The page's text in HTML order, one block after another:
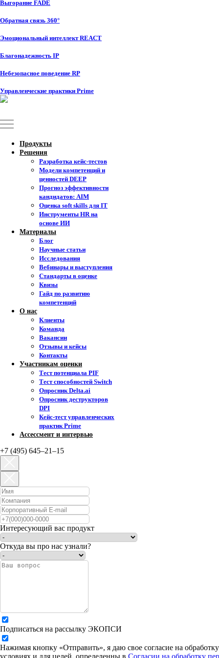
Выгорание FADE
Обратная связь 360°
Эмоциональный интеллект REACT
Благонадежность IP
Небезопасное поведение RP
Управленческие практики Prime
Продукты
Решения
Разработка кейс-тестов
Модели компетенций и
ценностей DEEP
Прогноз эффективности
кандидатов: AIM
Оценка soft skills для IT
Инструменты HR на
основе ИИ
Материалы
Блог
Научные статьи
Исследования
Вебинары и выступления
Стандарты в оценке
Квизы
Гайд по развитию
компетенций
О нас
Клиенты
Команда
Вакансии
Отзывы и кейсы
Контакты
Участникам оценки
Тест потенциала PIF
Тест способностей Switch
Опросник Delta.ai
Опросник деструкторов
DPI
Кейс-тест управленческих
практик Prime
Ассессмент и интервью
+7 (495) 645–21–15
Интересующий вас продукт
Откуда вы про нас узнали?
Подписаться на рассылку ЭКОПСИ
Нажимая кнопку «Отправить», я даю свое согласие на
условиях и для целей, определенны в Согласии на обработку